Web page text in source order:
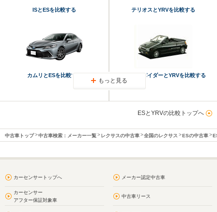
ISとESを比較する
カムリとESを比較する
テリオスとYRVを比較する
リーザスパイダーとYRVを比較する
もっと見る
ESとYRVの比較トップへ
中古車トップ 中古車検索：メーカー一覧 レクサスの中古車 全国のレクサス ESの中古車
カーセンサートップへ メーカー認定中古車
カーセンサー
アフター保証対象車
中古車リース